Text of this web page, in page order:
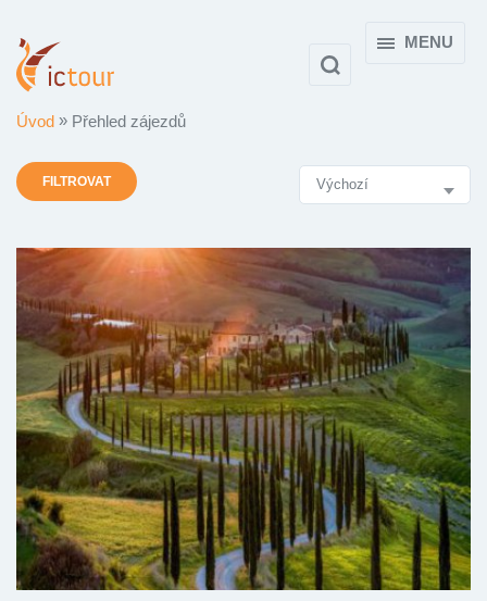
MENU
Úvod Přehled zájezdů
Výsledky
FILTROVAT